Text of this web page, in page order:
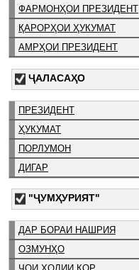
ФАРМОНҲОИ ПРЕЗИДЕНТ
ҚАРОРҲОИ ҲУКУМАТ
АМРҲОИ ПРЕЗИДЕНТ
ҶАЛАСАҲО
ПРЕЗИДЕНТ
ҲУКУМАТ
ПОРЛУМОН
ДИГАР
"ҶУМҲУРИЯТ"
ДАР БОРАИ НАШРИЯ
ОЗМУНҲО